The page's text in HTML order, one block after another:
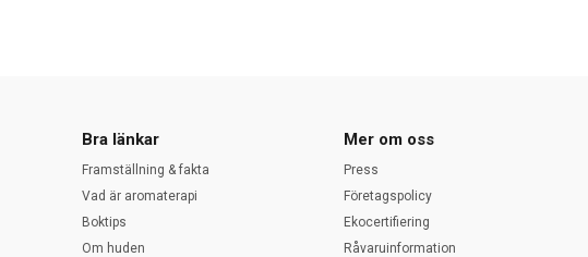
Bra länkar
Framställning & fakta
Vad är aromaterapi
Boktips
Om huden
Mer om oss
Press
Företagspolicy
Ekocertifiering
Råvaruinformation